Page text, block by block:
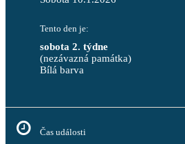
Tento den je:
sobota 2. týdne
(nezávazná památka)
Bílá
Čas události